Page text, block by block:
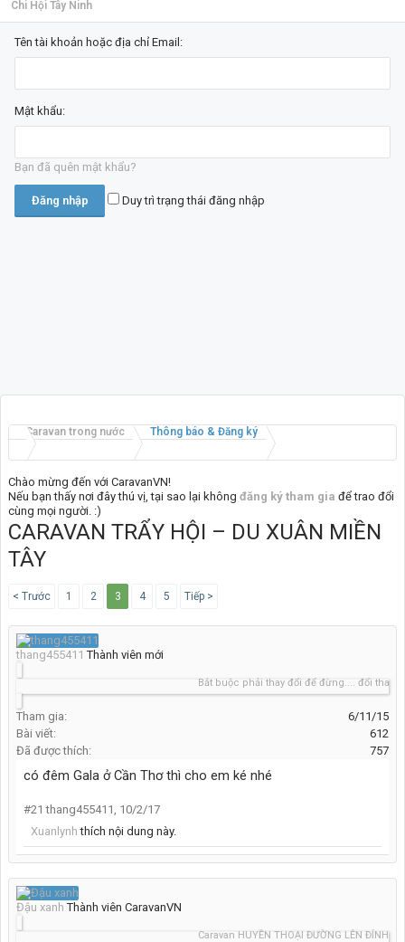
Chi Hội Tây Ninh
Tên tài khoản hoặc địa chỉ Email:
Mật khẩu:
Bạn đã quên mật khẩu?
Duy trì trạng thái đăng nhập
Caravan trong nước Thông báo & Đăng ký
Chào mừng đến với CaravanVN!
Nếu bạn thấy nơi đây thú vị, tại sao lại không đăng ký tham gia để trao đổi
cùng mọi người. :)
CARAVAN TRẨY HỘI – DU XUÂN MIỀN
TÂY
< Trước 1 2 3 4 5 Tiếp >
thang455411 Thành viên mới
Bắt buộc phải thay đổi để đừng.... đổi thay
Tham gia:
6/11/15
Bài viết:
612
Đã được thích:
757
có đêm Gala ở Cần Thơ thì cho em ké nhé
#21 thang455411, 10/2/17
Xuanlynh thích nội dung này.
Đậu xanh Thành viên CaravanVN
Caravan HUYỀN THOẠI ĐƯỜNG LÊN ĐỈNH THẾ